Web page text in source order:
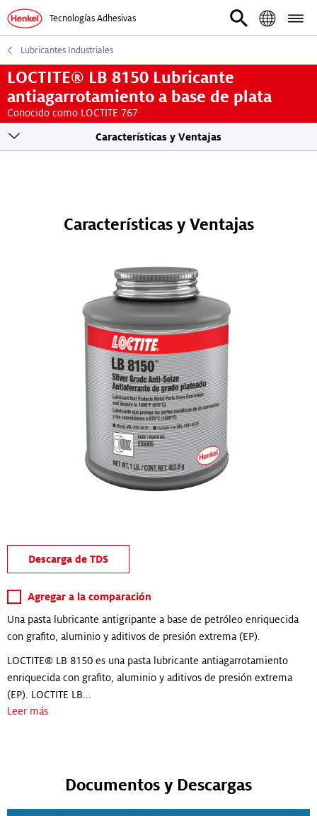
Tecnologías Adhesivas
Lubricantes Industriales
LOCTITE® LB 8150 Lubricante
antiagarrotamiento a base de plata
Conocido como LOCTITE 767
Características y Ventajas
Características y Ventajas
Descarga de TDS
Agregar a la comparación
Una pasta lubricante antigripante a base de petróleo enriquecida
con grafito, aluminio y aditivos de presión extrema (EP).
LOCTITE® LB 8150 es una pasta lubricante antiagarrotamiento
enriquecida con grafito, aluminio y aditivos de presión extrema
(EP). LOCTITE LB...
Leer más
Documentos y Descargas